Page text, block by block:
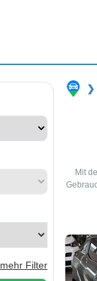
mehr Filter
❯
Mit